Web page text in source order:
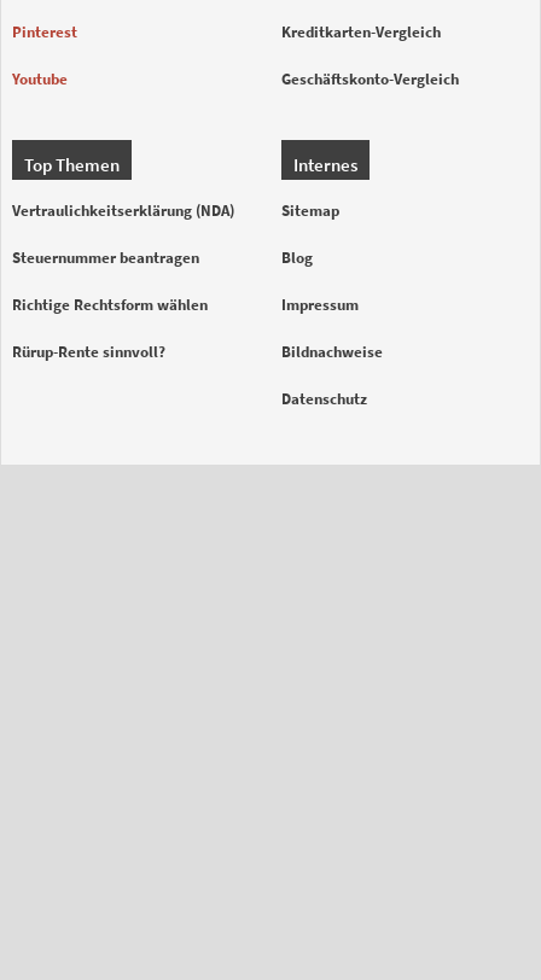
Pinterest
Youtube
Kreditkarten-Vergleich
Geschäftskonto-Vergleich
Top Themen
Vertraulichkeitserklärung (NDA)
Steuernummer beantragen
Richtige Rechtsform wählen
Rürup-Rente sinnvoll?
Internes
Sitemap
Blog
Impressum
Bildnachweise
Datenschutz